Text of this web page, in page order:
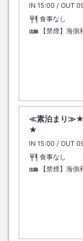
IN チェックイン
15:00 / OUT
食事なし
【禁煙】海側
≪素泊まり≫★
★
IN チェックイン
15:00 / OUT
食事なし
【禁煙】海側